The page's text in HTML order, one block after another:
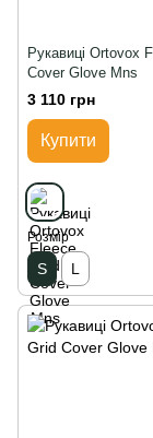
Рукавиці Ortovox
Cover Glove Mns
3 110 грн
Купити
Розмір
S L